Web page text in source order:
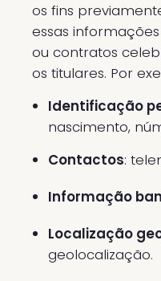
os fins
essas
ou contratos
os titulares. Por
Identificação
nascimento,
Contactos:
Informação
Localização
geolocalização.